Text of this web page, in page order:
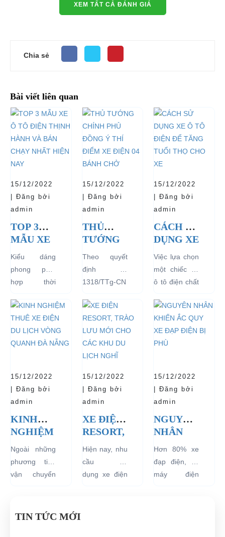
XEM TẤT CẢ ĐÁNH GIÁ
Chia sẻ
Bài viết liên quan
15/12/2022
| Đăng bởi
admin
TOP 3
MẪU XE
Ô TÔ
ĐIỆN
THỊNH
HÀNH
VÀ BÁN
CHẠY
NHẤT
HIỆN
Kiểu dáng
phong phú,
hợp thời
dàng sử dụng
mà thân thiện
với môi
trường, đặc
những ưu...
15/12/2022
| Đăng bởi
admin
THỦ
TƯỚNG
CHÍNH
PHỦ
ĐỒNG Ý
ĐIỂM XE
ĐIỆN 04
BÁNH
CHỞ
KHÁCH
TẠI CÁC
KHU
VỰC
HẠN
CHẾ
Theo quyết
định số
1318/TTg-CN
27/09/2018,
Thủ tướng
Chính phủ đã
đồng ý việc
thí điểm việc
chạy bằng
điện...
15/12/2022
| Đăng bởi
admin
CÁCH SỬ
DỤNG XE
Ô TÔ
ĐIỆN ĐỂ
TĂNG
THỌ
CHO XE
Việc lựa chọn
một chiếc xe
ô tô điện chất
ngay từ đầu
sẽ mang lại
hiệu quả sử
dụng lâu dài
15/12/2022
| Đăng bởi
admin
KINH
NGHIỆM
THUÊ XE
ĐIỆN DU
LỊCH
NẴNG
Ngoài những
phương tiện
vận chuyển
xe đạp, du
15/12/2022
| Đăng bởi
admin
XE ĐIỆN
RESORT,
TRÀO
LƯU
MỚI
CHO
Hiện nay, nhu
cầu sử
dụng xe điện
15/12/2022
| Đăng bởi
admin
NGUYÊN
NHÂN
KHIẾN
ẮC QUY
XE ĐẠP
ĐIỆN BỊ
Hơn 80% xe
đạp điện, xe
máy điện
TIN TỨC MỚI